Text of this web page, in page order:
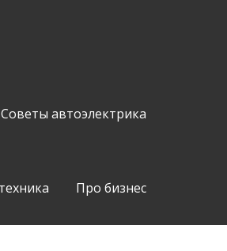
Советы автоэлектрика
Про бизнес